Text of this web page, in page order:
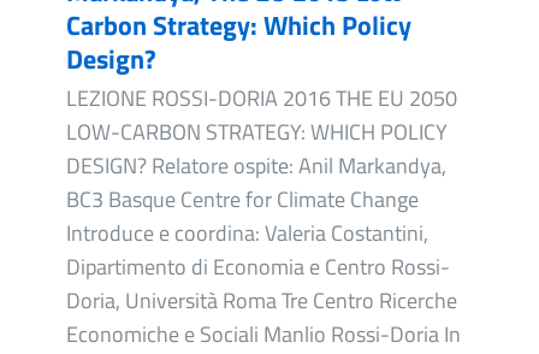
Carbon Strategy: Which Policy
Design?
LEZIONE ROSSI-DORIA 2016 THE EU 2050
LOW-CARBON STRATEGY: WHICH POLICY
DESIGN? Relatore ospite: Anil Markandya,
BC3 Basque Centre for Climate Change
Introduce e coordina: Valeria Costantini,
Dipartimento di Economia e Centro Rossi-
Doria, Università Roma Tre Centro Ricerche
Economiche e Sociali Manlio Rossi-Doria In